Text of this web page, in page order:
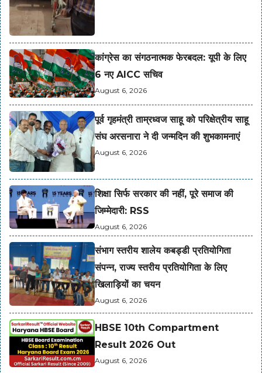
कांग्रेस का संगठनात्मक फेरबदल: यूपी के लिए
6 नए AICC सचिव
August 6, 2026
पूर्व गृहमंत्री ताम्रध्वज साहू को परिक्षेत्रीय साहू
संघ अरसनारा ने दी जन्मदिन की शुभकामनाएं
August 6, 2026
शिक्षा सिर्फ सरकार की नहीं, पूरे समाज की
जिम्मेदारी: RSS
August 6, 2026
संभाग स्तरीय शालेय कबड्डी प्रतियोगिता
संपन्न, राज्य स्तरीय प्रतियोगिता के लिए
खिलाड़ियों का चयन
August 6, 2026
HBSE 10th Compartment
Result 2026 Out
August 6, 2026